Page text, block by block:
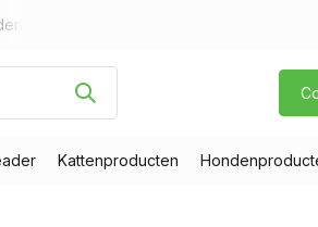
Kattenproducten